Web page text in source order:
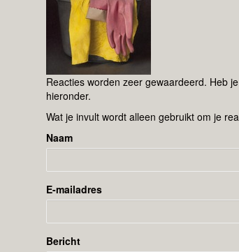
Reacties worden zeer gewaardeerd. Heb
hieronder.
Wat je invult wordt alleen gebruikt om je
Naam
E-mailadres
Bericht